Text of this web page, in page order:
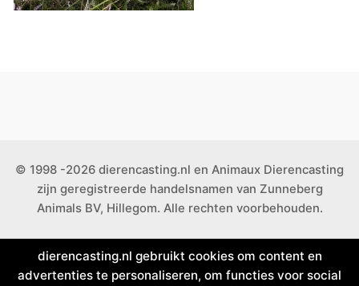
© 1998 -2026 dierencasting.nl en Animaux Dierencasting
zijn geregistreerde handelsnamen van Zunneberg
Animals BV, Hillegom. Alle rechten voorbehouden.
dierencasting.nl gebruikt cookies om content en
advertenties te personaliseren, om functies voor social